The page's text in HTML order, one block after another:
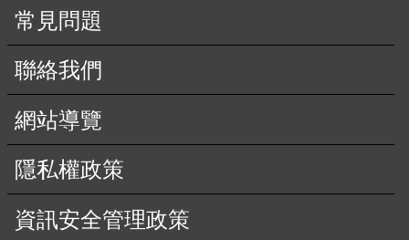
常見問題
聯絡我們
網站導覽
隱私權政策
資訊安全管理政策